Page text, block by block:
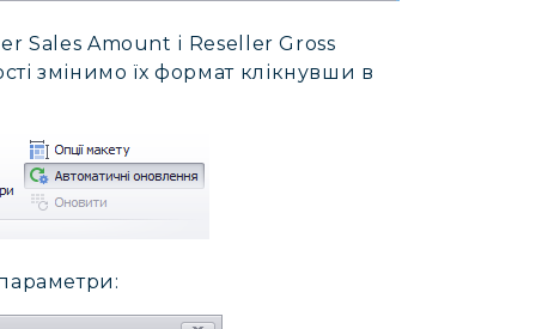
Sales Amount і Reseller Gross
змінимо їх формат клікнувши в